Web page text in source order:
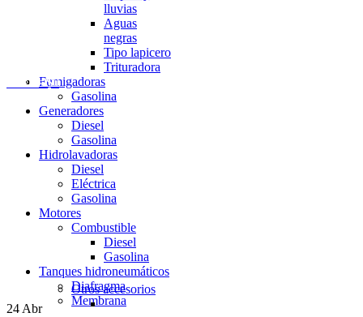
lluvias
Aguas
negras
Tipo lapicero
Trituradora
Fumigadoras
Gasolina
Generadores
Diesel
Gasolina
Hidrolavadoras
Diesel
Eléctrica
Gasolina
Motores
Combustible
Diesel
Gasolina
Tanques hidroneumáticos
Diafragma
Membrana
items $0
Otros accesorios
24 Abr